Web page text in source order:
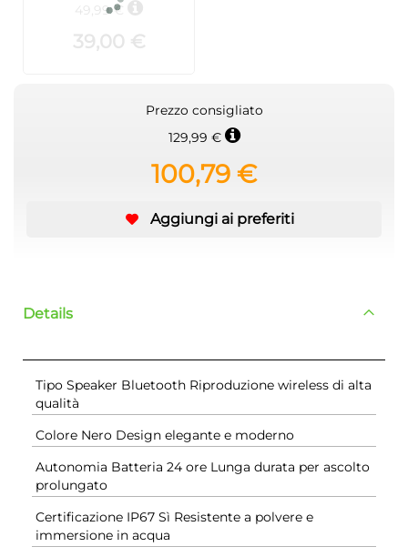
Prezzo consigliato
129,99 €
100,79 €
Aggiungi ai preferiti
49,99 €
39,00 €
Details
Tipo Speaker Bluetooth Riproduzione wireless di alta
qualità
Colore Nero Design elegante e moderno
Autonomia Batteria 24 ore Lunga durata per ascolto
prolungato
Certificazione IP67 Sì Resistente a polvere e
immersione in acqua